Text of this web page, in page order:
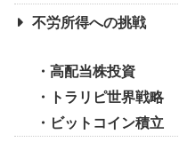
不労所得への挑戦
高配当株投資
トラリピ世界戦略
ビットコイン積立